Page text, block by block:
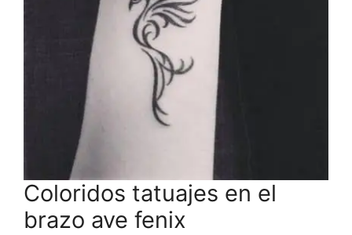
Coloridos tatuajes en el
brazo ave fenix